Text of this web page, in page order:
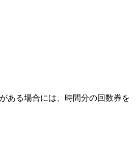
ある場合には、時間分の回数券を